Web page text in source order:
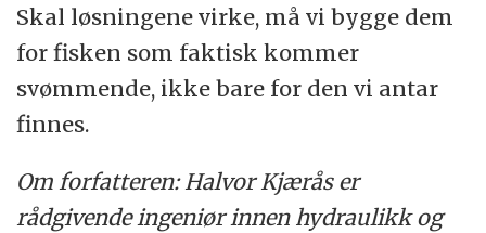
Skal løsningene virke, må vi bygge dem
for fisken som faktisk kommer
svømmende, ikke bare for den vi antar
finnes.
Om forfatteren: HalvorKjærås er
rådgivende ingeniør innen hydraulikk og